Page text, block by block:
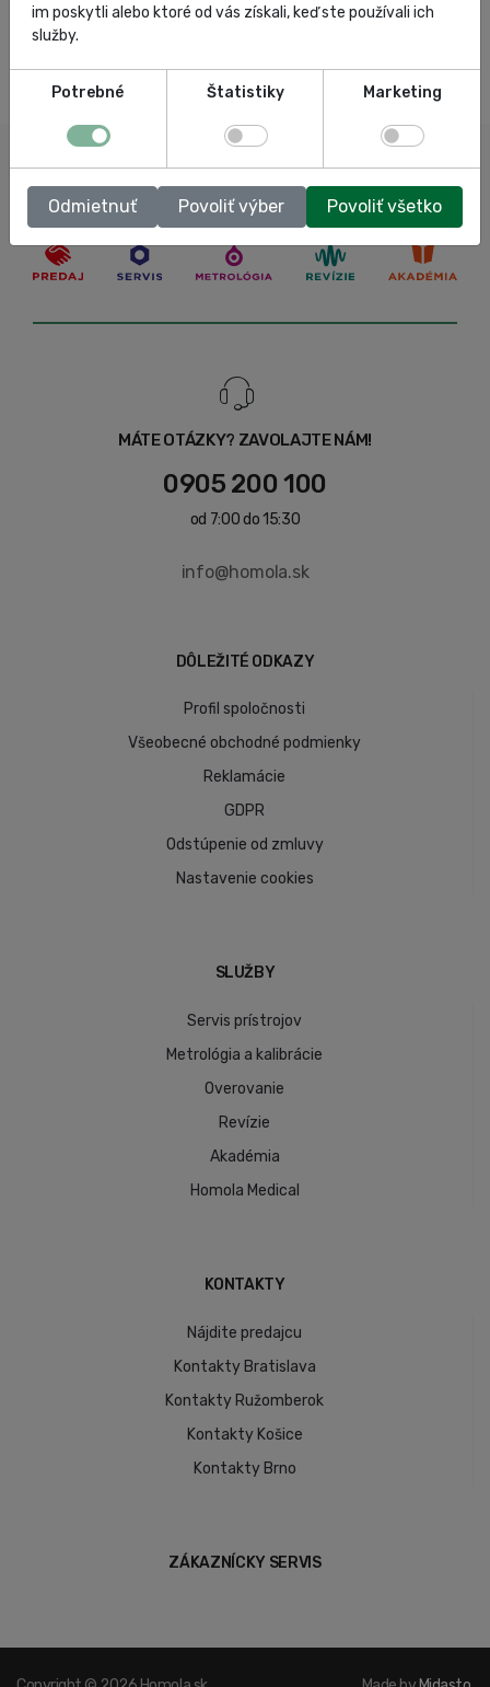
MÁTE OTÁZKY? ZAVOLAJTE NÁM!
0905 200 100
od 7:00 do 15:30
info@homola.sk
DÔLEŽITÉ ODKAZY
Profil spoločnosti
Všeobecné obchodné podmienky
Reklamácie
GDPR
Odstúpenie od zmluvy
Nastavenie cookies
SLUŽBY
Servis prístrojov
Metrológia a kalibrácie
Overovanie
Revízie
Akadémia
Homola Medical
KONTAKTY
Nájdite predajcu
Kontakty Bratislava
Kontakty Ružomberok
Kontakty Košice
Kontakty Brno
ZÁKAZNÍCKY SERVIS
im poskytli alebo ktoré od vás získali, keď ste používali ich
služby.
Potrebné Štatistiky Marketing
Odmietnuť Povoliť výber Povoliť všetko